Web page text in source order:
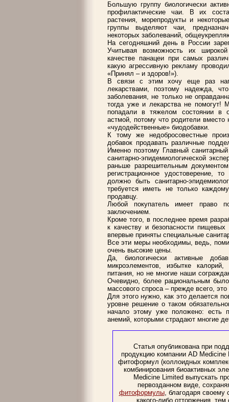
Большую группу биологически
профилактические чаи. В их
растения, морепродукты и
группы выделяют чаи,
некоторых заболеваний,
На сегодняшний день в России
Учитывая возможность их
качестве панацеи при самых
какую агрессивную рекламу
«Принял – и здоров!»).
В связи с этим хочу еще раз
лекарствами, поэтому надежда,
заболевания, не только не
тогда уже и лекарства не помогут!
попадали в тяжелом состоянии в
астмой, потому что родители вместо
«чудодейственные» биодобавки.
К тому же недобросовестные
добавок продавать различные
Именно поэтому Главный
санитарно-эпидемиологической
раньше разрешительным
регистрационное удостоверение,
должно быть санитарно-
требуется иметь не только
продавцу.
Любой покупатель имеет право
заключением.
Кроме того, в последнее время
к качеству и безопасности
впервые приняты специальные
Все эти меры необходимы, ведь,
очень высокие цены.
Да, биологически активные
микроэлементов, избытке калорий,
питания, но не многие наши
Очевидно, более рациональным
массового спроса – прежде всего,
Для этого нужно, как это делается
уровне решение о таком
начало этому уже положено: есть
анемий, которыми страдают многие
Статья опубликована при
продукцию компании AD
фитоформул (коллоидных
комбинирования биоактивных
Medicine Limited выпускать
первозданном виде,
фитоформулы, благодаря своему
какого-либо отторжения,